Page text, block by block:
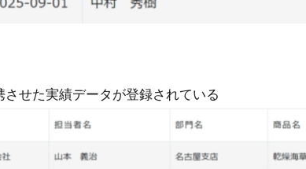
せた実績データが登録されている